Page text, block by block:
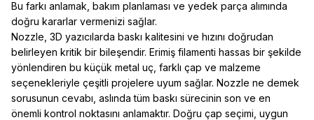
Bu farkı anlamak, bakım planlaması ve yedek parça alımında
doğru kararlar vermenizi sağlar.
Nozzle, 3D yazıcılarda baskı kalitesini ve hızını doğrudan
belirleyen kritik bir bileşendir. Erimiş filamenti hassas bir şekilde
yönlendiren bu küçük metal uç, farklı çap ve malzeme
seçenekleriyle çeşitli projelere uyum sağlar. Nozzle ne demek
sorusunun cevabı, aslında tüm baskı sürecinin son ve en
önemli kontrol noktasını anlamaktır. Doğru çap seçimi, uygun